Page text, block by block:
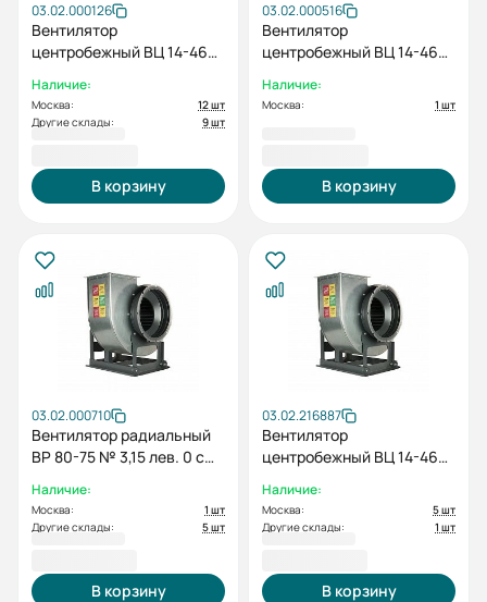
03.02.000126
Вентилятор
центробежный ВЦ 14-46
Наличие:
Москва:
12 шт
Другие склады:
9 шт
В корзину
03.02.000516
Вентилятор
центробежный ВЦ 14-46
Наличие:
Москва: 1 шт
В корзину
03.02.000710
Вентилятор радиальный
ВР 80-75 № 3,15 лев. 0 с
Наличие:
Москва:
1 шт
Другие склады:
5 шт
В корзину
03.02.216887
Вентилятор
центробежный ВЦ 14-46
0.75/1000
Наличие:
Москва:
5 шт
Другие склады:
1 шт
В корзину